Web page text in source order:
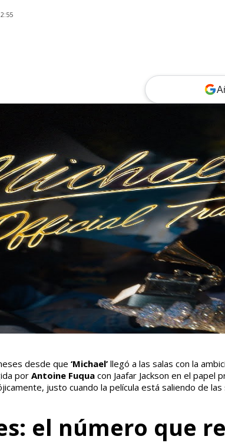
desde que ‘Michael’ llegó a las salas con la
por Antoine Fuqua con Jaafar Jackson en el
justo cuando la película está saliendo de las
el número que